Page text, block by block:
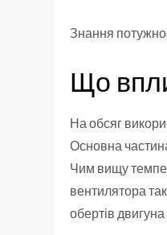
Знання
Що
На обсяг
Основна
Чим вищу
вентилятора
обертів